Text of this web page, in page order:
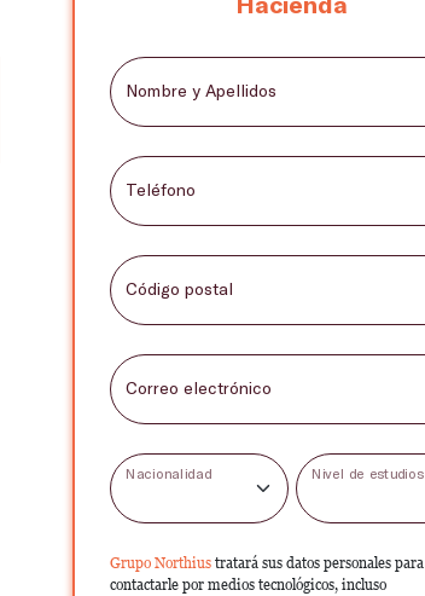
Nombre y Apellidos
Teléfono
Código postal
Correo electrónico
Nacionalidad Nivel de estudios
Grupo Northius tratará sus datos personales para
contactarle por medios tecnológicos, incluso